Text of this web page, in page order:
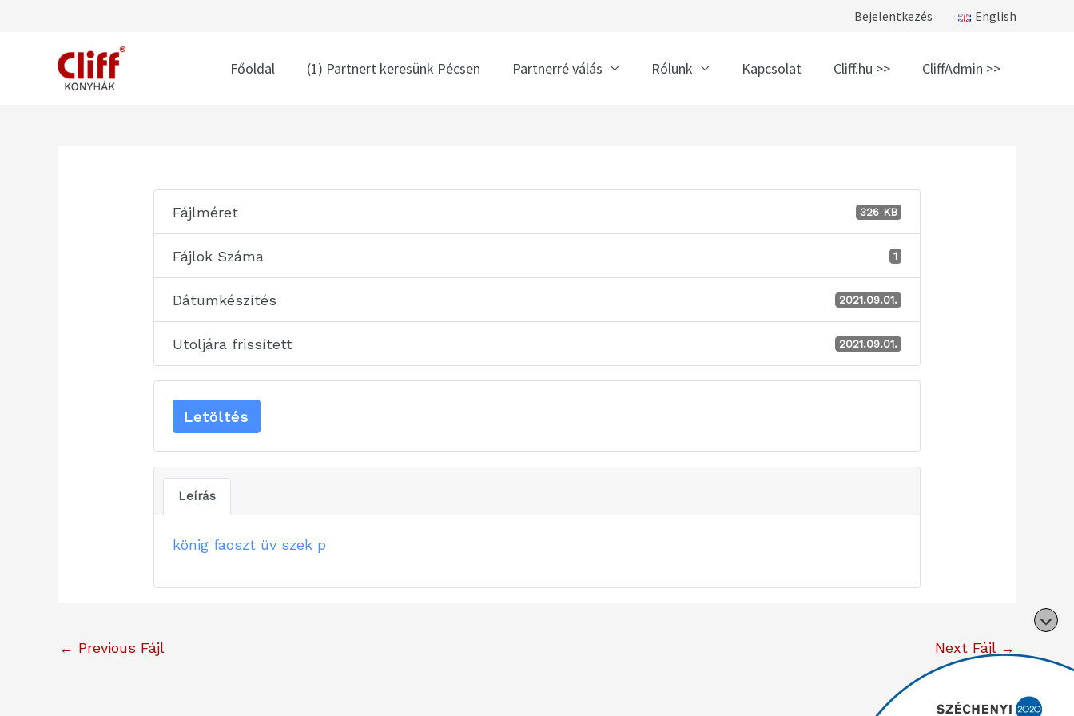
Bejelentkezés English
Főoldal (1) Partnert keresünk Pécsen Partnerré válás Rólunk Kapcsolat Cliff.hu >> CliffAdmin >>
Fájlméret 326 KB
Fájlok Száma 1
Dátumkészítés 2021.09.01.
Utoljára frissített 2021.09.01.
Letöltés
Leírás
könig faoszt üv szek p
← Previous Fájl Next Fájl →